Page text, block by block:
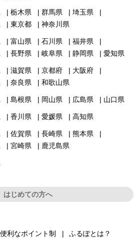
栃木県 群馬県
埼玉県
東京都 神奈川県
富山県 石川県
福井県
長野県 岐阜県 静岡県 愛知県
滋賀県 京都府
大阪府
奈良県 和歌山県
島根県 岡山県 広島県 山口県
香川県 愛媛県 高知県
佐賀県 長崎県
熊本県
宮崎県 鹿児島県
はじめての方へ
便利なポイント制 ふるぽとは？